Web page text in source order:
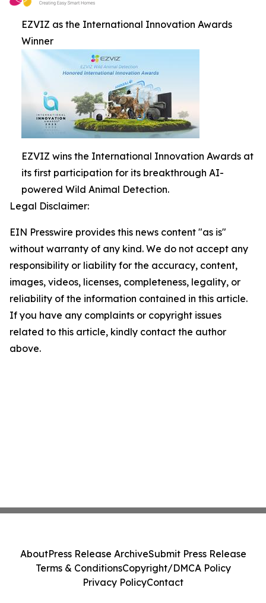
EZVIZ as the International Innovation Awards
Winner
EZVIZ wins the International Innovation Awards at
its first participation for its breakthrough AI-
powered Wild Animal Detection.
Legal Disclaimer:
EIN Presswire provides this news content "as is"
without warranty of any kind. We do not accept any
responsibility or liability for the accuracy, content,
images, videos, licenses, completeness, legality, or
reliability of the information contained in this article.
If you have any complaints or copyright issues
related to this article, kindly contact the author
above.
AboutPress Release ArchiveSubmit Press Release
Terms & ConditionsCopyright/DMCA Policy
Privacy PolicyContact